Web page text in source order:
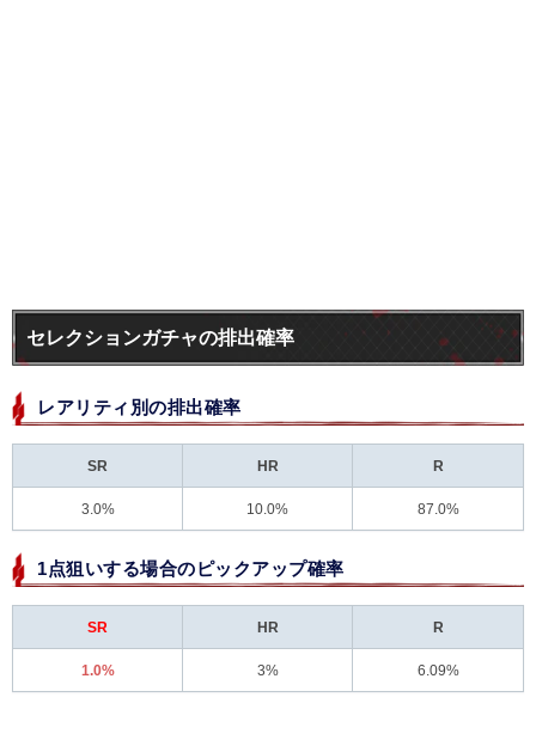
セレクションガチャの排出確率
レアリティ別の排出確率
SR HR R
3.0% 10.0% 87.0%
1点狙いする場合のピックアップ確率
SR HR R
1.0% 3% 6.09%